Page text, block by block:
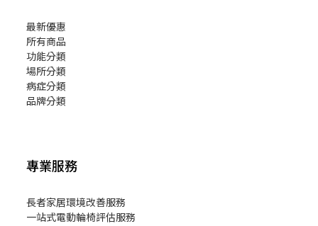
最新優惠
所有商品
功能分類
場所分類
病症分類
品牌分類
專業服務
長者家居環境改善服務
一站式電動輪椅評估服務